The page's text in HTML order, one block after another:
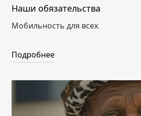
Наши обязательства
Мобильность для всех.
Подробнее